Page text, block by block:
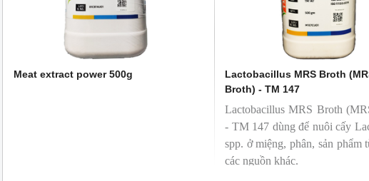
Meat extract power 500g
Lactobacillus MRS Broth
Broth) - TM 147
Lactobacillus MRS Broth
- TM 147 dùng để nuôi cấy
spp. ở miệng, phân, sản phẩm
các nguồn khác.